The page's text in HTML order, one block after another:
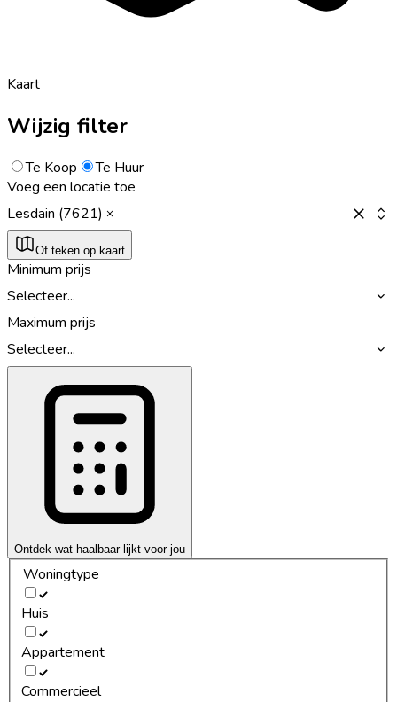
Kaart
Wijzig filter
Te Koop
Te Huur
Voeg een locatie toe
Lesdain (7621)
Of teken op kaart
Minimum prijs
Selecteer...
Maximum prijs
Selecteer...
Ontdek wat haalbaar lijkt voor jou
Woningtype
Huis
Appartement
Commercieel